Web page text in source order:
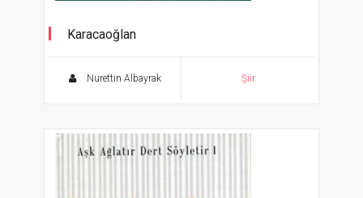
Karacaoğlan
Nurettin Albayrak Şiir